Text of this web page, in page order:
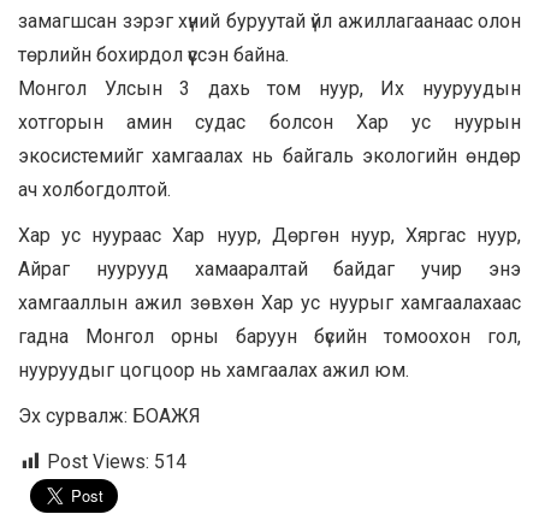
замагшсан зэрэг хүний буруутай үйл ажиллагаанаас олон
төрлийн бохирдол үүссэн байна.
Монгол Улсын 3 дахь том нуур, Их нууруудын
хотгорын амин судас болсон Хар ус нуурын
экосистемийг хамгаалах нь байгаль экологийн өндөр
ач холбогдолтой.
Хар ус нуураас Хар нуур, Дөргөн нуур, Хяргас нуур,
Айраг нуурууд хамааралтай байдаг учир энэ
хамгааллын ажил зөвхөн Хар ус нуурыг хамгаалахаас
гадна Монгол орны баруун бүсийн томоохон гол,
нууруудыг цогцоор нь хамгаалах ажил юм.
Эх сурвалж: БОАЖЯ
Post Views: 514